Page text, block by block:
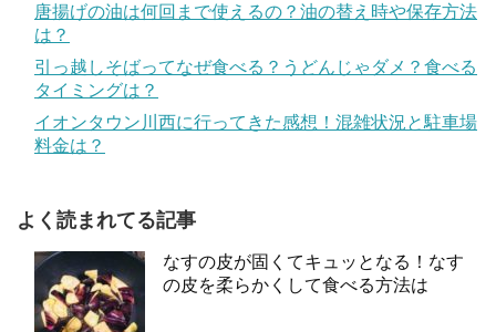
唐揚げの油は何回まで使えるの？油の替え時や保存方法
は？
引っ越しそばってなぜ食べる？うどんじゃダメ？食べる
タイミングは？
イオンタウン川西に行ってきた感想！混雑状況と駐車場
料金は？
よく読まれてる記事
なすの皮が固くてキュッとなる！なす
の皮を柔らかくして食べる方法は